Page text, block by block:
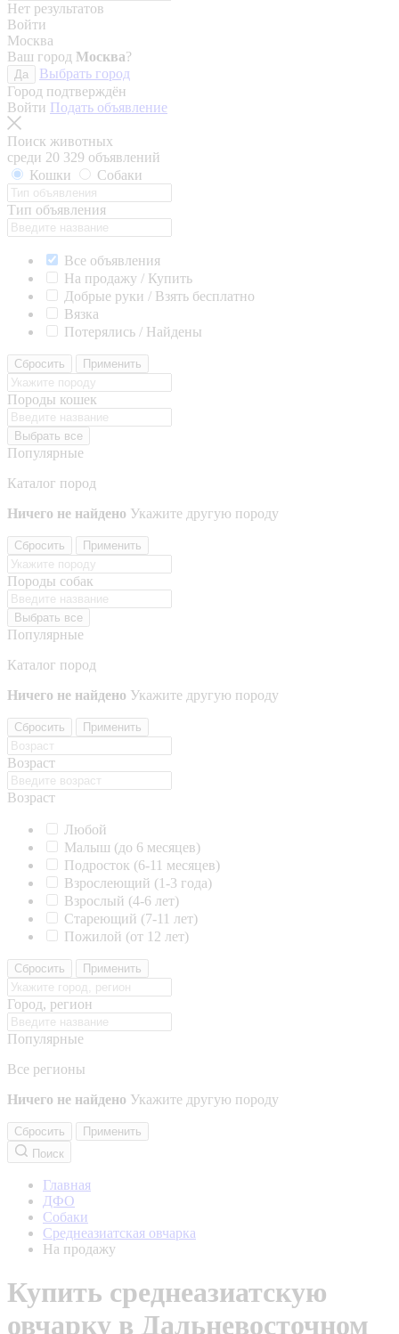
Нет результатов
Войти
Москва
Ваш город Москва?
Да
Выбрать город
Город подтверждён
Войти Подать объявление
Поиск животных
среди 20 329 объявлений
Кошки
Собаки
Тип объявления
Все объявления
На продажу / Купить
Добрые руки / Взять бесплатно
Вязка
Потерялись / Найдены
Сбросить Применить
Породы кошек
Выбрать все
Популярные
Каталог пород
Ничего не найдено Укажите другую породу
Сбросить Применить
Породы собак
Выбрать все
Популярные
Каталог пород
Ничего не найдено Укажите другую породу
Сбросить Применить
Возраст
Возраст
Любой
Малыш (до 6 месяцев)
Подросток (6-11 месяцев)
Взрослеющий (1-3 года)
Взрослый (4-6 лет)
Стареющий (7-11 лет)
Пожилой (от 12 лет)
Сбросить Применить
Город, регион
Популярные
Все регионы
Ничего не найдено Укажите другую породу
Сбросить
Применить
Поиск
Главная
ДФО
Собаки
Среднеазиатская овчарка
На продажу
Купить среднеазиатскую
овчарку в Дальневосточном